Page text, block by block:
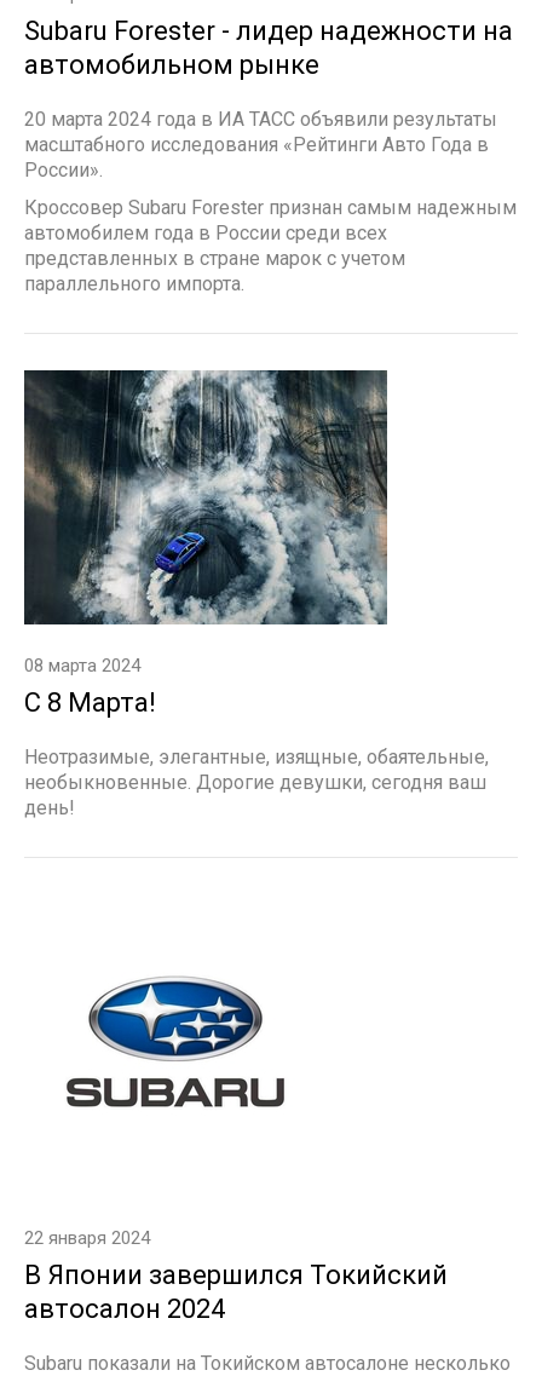
Subaru Forester - лидер надежности на
автомобильном рынке
20 марта 2024 года в ИА ТАСС объявили результаты
масштабного исследования «Рейтинги Авто Года в
России».
Кроссовер Subaru Forester признан самым надежным
автомобилем года в России среди всех
представленных в стране марок с учетом
параллельного импорта.
08 марта 2024
С 8 Марта!
Неотразимые, элегантные, изящные, обаятельные,
необыкновенные. Дорогие девушки, сегодня ваш
день!
22 января 2024
В Японии завершился Токийский
автосалон 2024
Subaru показали на Токийском автосалоне несколько